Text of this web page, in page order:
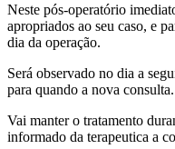
Neste pós-operatório
apropriados ao seu caso, e
dia da operação.
Será observado no dia a
para quando a nova consulta.
Vai manter o tratamento
informado da terapeutica a